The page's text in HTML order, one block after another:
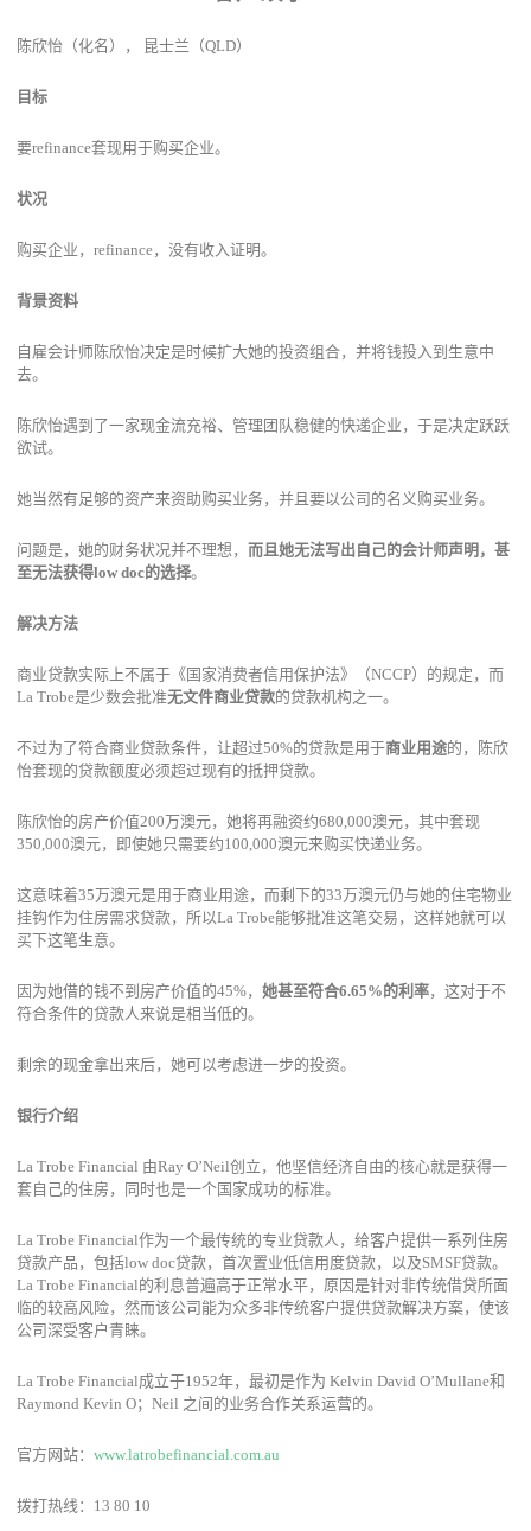
陈欣怡（化名）， 昆士兰（QLD）
目标
要refinance套现用于购买企业。
状况
购买企业，refinance，没有收入证明。
背景资料
自雇会计师陈欣怡决定是时候扩大她的投资组合，并将钱投入到生意中
去。
陈欣怡遇到了一家现金流充裕、管理团队稳健的快递企业，于是决定跃跃
欲试。
她当然有足够的资产来资助购买业务，并且要以公司的名义购买业务。
问题是，她的财务状况并不理想， 而且她无法写出自己的会计师声明，甚
至无法获得low doc的选择。
解决方法
商业贷款实际上不属于《国家消费者信用保护法》（NCCP）的规定，而
La Trobe是少数会批准无文件商业贷款的贷款机构之一。
不过为了符合商业贷款条件，让超过50%的贷款是用于商业用途的，陈欣
怡套现的贷款额度必须超过现有的抵押贷款。
陈欣怡的房产价值200万澳元，她将再融资约680,000澳元，其中套现
350,000澳元，即使她只需要约100,000澳元来购买快递业务。
这意味着35万澳元是用于商业用途，而剩下的33万澳元仍与她的住宅物业
挂钩作为住房需求贷款，所以La Trobe能够批准这笔交易，这样她就可以
买下这笔生意。
因为她借的钱不到房产价值的45%， 她甚至符合6.65%的利率，这对于不
符合条件的贷款人来说是相当低的。
剩余的现金拿出来后，她可以考虑进一步的投资。
银行介绍
La Trobe Financial 由Ray O’Neil创立，他坚信经济自由的核心就是获得一
套自己的住房，同时也是一个国家成功的标准。
La Trobe Financial作为一个最传统的专业贷款人，给客户提供一系列住房
贷款产品，包括low doc贷款，首次置业低信用度贷款，以及SMSF贷款。
La Trobe Financial的利息普遍高于正常水平，原因是针对非传统借贷所面
临的较高风险，然而该公司能为众多非传统客户提供贷款解决方案，使该
公司深受客户青睐。
La Trobe Financial成立于1952年，最初是作为 Kelvin David O’Mullane和
Raymond Kevin O； Neil 之间的业务合作关系运营的。
官方网站： www.latrobefinancial.com.au
拨打热线： 13 80 10